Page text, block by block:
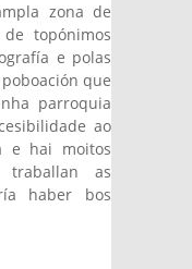
zona de
topónimos
e polas
que
parroquia
ao
e hai moitos
traballan as
haber bos